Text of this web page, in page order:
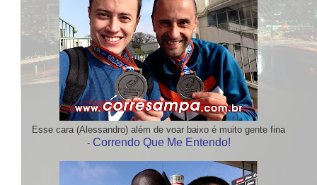
Esse cara (Alessandro) além de voar baixo é muito gente fina
- Correndo Que Me Entendo!